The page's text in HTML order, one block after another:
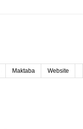
Maktaba Website